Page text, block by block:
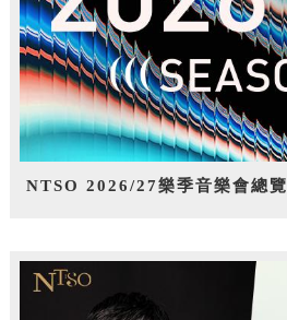
NTSO 2026/27樂季音樂會總覽